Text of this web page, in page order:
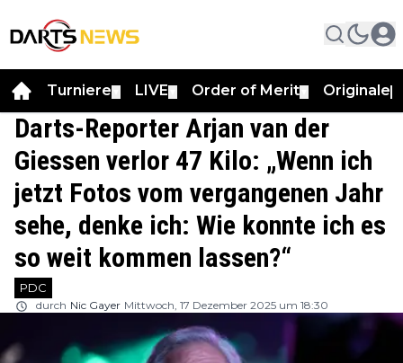
Turniere LIVE Order of Merit Originale
Darts-Reporter Arjan van der
Giessen verlor 47 Kilo: „Wenn ich
jetzt Fotos vom vergangenen Jahr
sehe, denke ich: Wie konnte ich es
so weit kommen lassen?“
PDC
durch Nic Gayer Mittwoch, 17 Dezember 2025 um 18:30